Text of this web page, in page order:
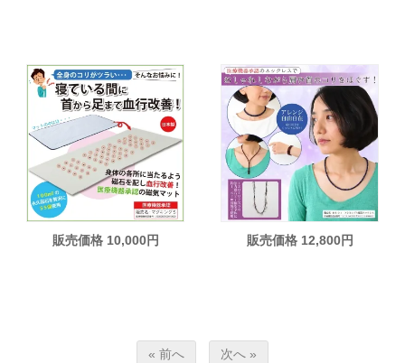
販売価格 10,000円 販売価格 12,800円
« 前へ 次へ »